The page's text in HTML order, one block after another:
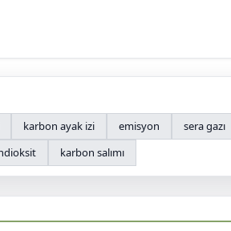
karbon ayak izi emisyon sera gazı
karbon salımı